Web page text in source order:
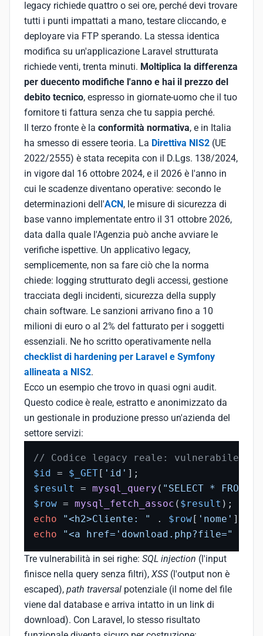
legacy richiede quattro o sei ore, perché devi trovare
tutti i punti impattati a mano, testare cliccando, e
deployare via FTP sperando. La stessa identica
modifica su un'applicazione Laravel strutturata
richiede venti, trenta minuti. Moltiplica la differenza
per duecento modifiche l'anno e hai il prezzo del
debito tecnico, espresso in giornate-uomo che il tuo
fornitore ti fattura senza che tu sappia perché.
Il terzo fronte è la conformità normativa, e in Italia
ha smesso di essere teoria. La Direttiva NIS2 (UE
2022/2555) è stata recepita con il D.Lgs. 138/2024,
in vigore dal 16 ottobre 2024, e il 2026 è l'anno in
cui le scadenze diventano operative: secondo le
determinazioni dell'ACN, le misure di sicurezza di
base vanno implementate entro il 31 ottobre 2026,
data dalla quale l'Agenzia può anche avviare le
verifiche ispettive. Un applicativo legacy,
semplicemente, non sa fare ciò che la norma
chiede: logging strutturato degli accessi, gestione
tracciata degli incidenti, sicurezza della supply
chain software. Le sanzioni arrivano fino a 10
milioni di euro o al 2% del fatturato per i soggetti
essenziali. Ne ho scritto operativamente nella
checklist di hardening per Laravel e Symfony
allineata a NIS2.
Ecco un esempio che trovo in quasi ogni audit.
Questo codice è reale, estratto e anonimizzato da
un gestionale in produzione presso un'azienda del
settore servizi:
// Codice legacy reale: vulnerabile a
$id = $_GET[ 'id'
$result
= mysql_query ( "SELECT *
$row = mysql_fetch_assoc ( $result
echo
"<h2>Cliente: " . $row[ 'nome' ] .
echo
"<a href='download.php?file="
Tre vulnerabilità in sei righe: SQL injection (l'input
finisce nella query senza filtri), XSS(l'output non è
escaped), path traversal potenziale (il nome del file
viene dal database e arriva intatto in un link di
download). Con Laravel, lo stesso risultato